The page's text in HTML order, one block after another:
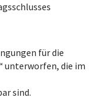
für die
unterworfen, die im
sind.